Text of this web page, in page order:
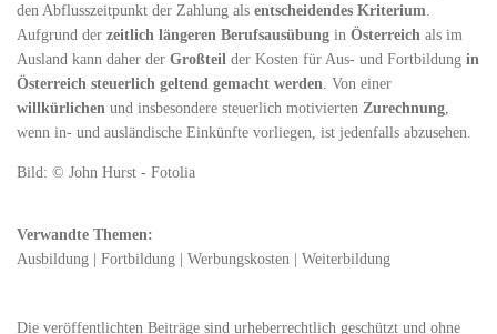
den Abflusszeitpunkt der Zahlung als entscheidendes Kriterium
Aufgrund der zeitlich längeren Berufsausübung in Österreich als im
Ausland kann daher der Großteil der Kosten für Aus- und Fortbildung in
Österreich steuerlich geltend gemacht werden . Von einer
willkürlichen und insbesondere steuerlich motivierten Zurechnung
wenn in- und ausländische Einkünfte vorliegen, ist jedenfalls abzusehen.
Bild: © John Hurst - Fotolia
Verwandte Themen:
Ausbildung | Fortbildung | Werbungskosten | Weiterbildung
Die veröffentlichten Beiträge sind urheberrechtlich geschützt und ohne